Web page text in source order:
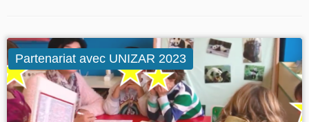
Partenariat avec UNIZAR 2023